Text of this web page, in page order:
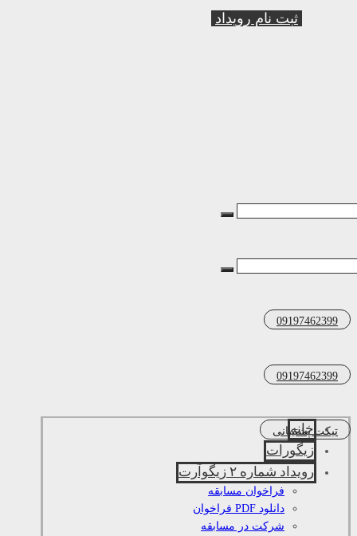
ثبت نام رویداد
09197462399
09197462399
تیکت پشتیبانی
خانه
زیگورات
رویداد شماره ۲ زیگوآرت
فراخوان مسابقه
دانلود PDF فراخوان
شرکت در مسابقه